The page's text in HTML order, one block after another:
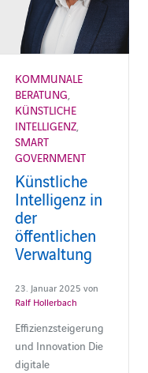
KOMMUNALE
BERATUNG,
KÜNSTLICHE
INTELLIGENZ,
SMART
GOVERNMENT
Künstliche
Intelligenz in
der
öffentlichen
Verwaltung
23. Januar 2025 von
Ralf Hollerbach
Effizienzsteigerung
und Innovation Die
digitale